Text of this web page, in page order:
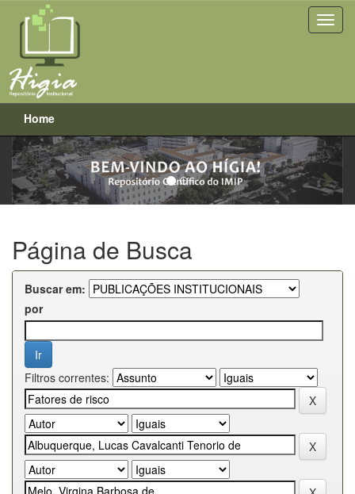
Skip
navigation
Home
Previous Next
Página de Busca
Buscar em:
por
Filtros correntes: